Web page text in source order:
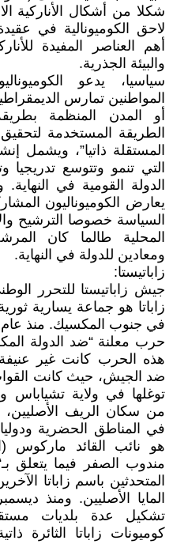
شكلا من أشكال الأناركية
لاحق الكوميونالية في
أهم العناصر المفيدة
والبيئة الجذرية.
سياسيا، يدعو
المواطنين تمارس
أو المدن المنظمة
الطريقة المستخدمة
المستقلة ذاتيا”، ويشمل
التي تنمو وتتوسع
الدولة القومية في
يعارض الكوميوناليون
السياسة خصوصا الترشيح
المحلية طالما كان
ومعادين للدولة في النهاية.
زاباتيستا:
جيش زاباتيستا للتحرر
زاباتا هو جماعة يسارية
حرب معلنة “ضد الدولة
هذه الحرب كانت غير
ضد الجيش، حيث كانت
توغلها في ولاية تشياباس
من سكان الريف
في المناطق الحضرية
هو نائب القائد ماركوس
مندوب الصفر فيما
المتحدثين باسم زاباتا
تشكيل عدة بلديات
كوميونات زاباتا الثائرة